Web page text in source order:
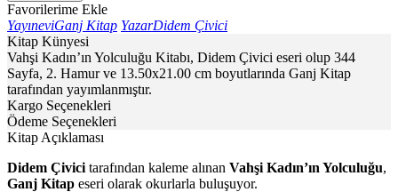
Favorilerime Ekle
YayıneviGanj Kitap YazarDidem Çivici
Kitap Künyesi
Vahşi Kadın’ın Yolculuğu Kitabı, Didem Çivici eseri olup 344
Sayfa, 2. Hamur ve 13.50x21.00 cm boyutlarında Ganj Kitap
tarafından yayımlanmıştır.
Kargo Seçenekleri
Ödeme Seçenekleri
Kitap Açıklaması
Didem Çivici tarafından kaleme alınan Vahşi Kadın’ın Yolculuğu,
Ganj Kitap eseri olarak okurlarla buluşuyor.